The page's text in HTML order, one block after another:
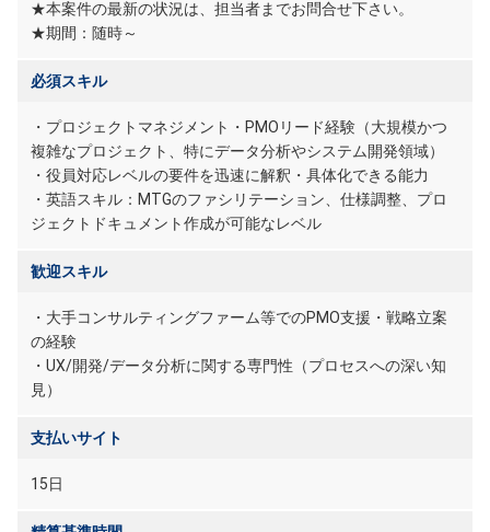
★本案件の最新の状況は、担当者までお問合せ下さい。
★期間：随時～
必須スキル
・プロジェクトマネジメント・PMOリード経験（大規模かつ
複雑なプロジェクト、特にデータ分析やシステム開発領域）
・役員対応レベルの要件を迅速に解釈・具体化できる能力
・英語スキル：MTGのファシリテーション、仕様調整、プロ
ジェクトドキュメント作成が可能なレベル
歓迎スキル
・大手コンサルティングファーム等でのPMO支援・戦略立案
の経験
・UX/開発/データ分析に関する専門性（プロセスへの深い知
見）
支払いサイト
15日